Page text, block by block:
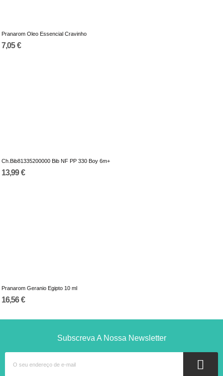
Pranarom Oleo Essencial Cravinho
7,05 €
Ch.Bib81335200000 Bib NF PP 330 Boy 6m+
13,99 €
Pranarom Geranio Egipto 10 ml
16,56 €
Subscreva A Nossa Newsletter